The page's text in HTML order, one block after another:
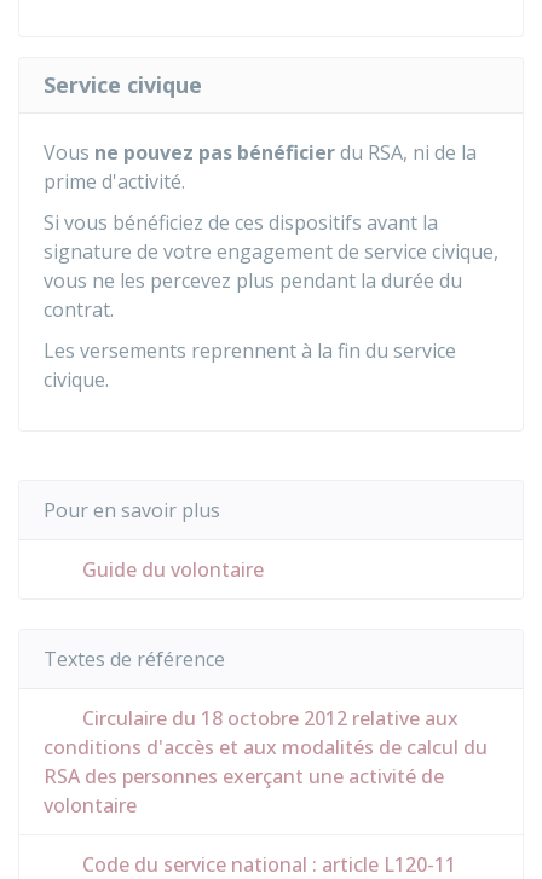
Service civique
Vous ne pouvez pas bénéficierdu RSA, ni de la
prime d'activité.
Si vous bénéficiez de ces dispositifs avant la
signature de votre engagement de service civique,
vous ne les percevez plus pendant la durée du
contrat.
Les versements reprennent à la fin du service
civique.
Pour en savoir plus
Guide du volontaire
Textes de référence
Circulaire du 18 octobre 2012 relative aux
conditions d'accès et aux modalités de calcul du
RSA des personnes exerçant une activité de
volontaire
Code du service national : article L120-11